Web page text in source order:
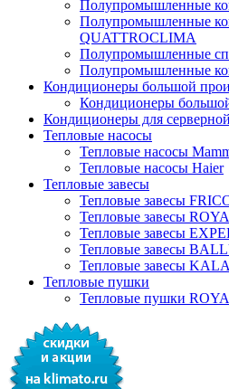
Полупромышленные
Полупромышленные
QUATTROCLIMA
Полупромышленные
Полупромышленные
Кондиционеры большой
Кондиционеры
Кондиционеры для серверной
Тепловые насосы
Тепловые насосы
Тепловые насосы Haier
Тепловые завесы
Тепловые завесы
Тепловые завесы
Тепловые завесы
Тепловые завесы
Тепловые завесы
Тепловые пушки
Тепловые пушки